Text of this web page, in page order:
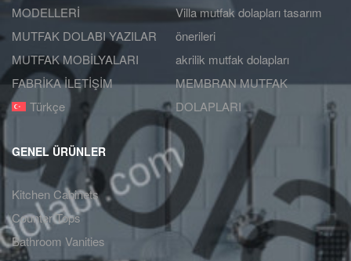
MODELLERİ
MUTFAK DOLABI YAZILAR
MUTFAK MOBİLYALARI
FABRİKA İLETİŞİM
Türkçe
Villa mutfak dolapları tasarım
önerileri
akrilik mutfak dolapları
MEMBRAN MUTFAK
DOLAPLARI
GENEL ÜRÜNLER
Kitchen Cabinets
Counter Tops
Bathroom Vanities